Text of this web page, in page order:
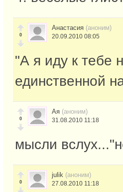
0
Анастасия (аноним)
20.09.2010 08:05
"А я иду к тебе
единственной
0
Ая (аноним)
31.08.2010 11:18
мысли
0
julik (аноним)
27.08.2010 11:18